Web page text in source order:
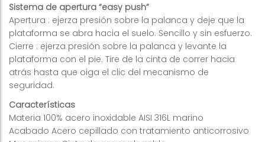
Sistema de apertura “easy push”
Apertura : ejerza presión sobre la palanca y deje que la
plataforma se abra hacia el suelo. Sencillo y sin esfuerzo.
Cierre : ejerza presión sobre la palanca y levante la
plataforma con el pie. Tire de la cinta de correr hacia
atrás hasta que oiga el clic del mecanismo de
seguridad.
Características
Materia 100% acero inoxidable AISI 316L marino
Acabado Acero cepillado con tratamiento anticorrosivo